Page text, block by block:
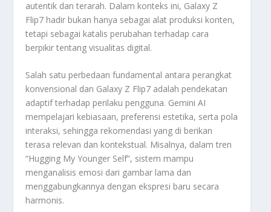
autentik dan terarah. Dalam konteks ini, Galaxy Z
Flip7 hadir bukan hanya sebagai alat produksi konten,
tetapi sebagai katalis perubahan terhadap cara
berpikir tentang visualitas digital.
Salah satu perbedaan fundamental antara perangkat
konvensional dan Galaxy Z Flip7 adalah pendekatan
adaptif terhadap perilaku pengguna. Gemini AI
mempelajari kebiasaan, preferensi estetika, serta pola
interaksi, sehingga rekomendasi yang di berikan
terasa relevan dan kontekstual. Misalnya, dalam tren
“Hugging My Younger Self”, sistem mampu
menganalisis emosi dari gambar lama dan
menggabungkannya dengan ekspresi baru secara
harmonis.